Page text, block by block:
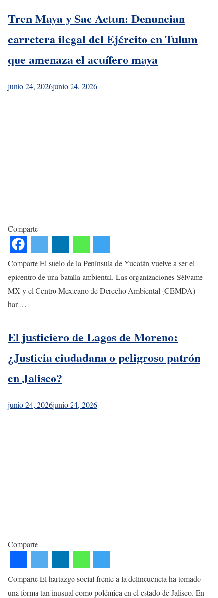
Tren Maya y Sac Actun: Denuncian
carretera ilegal del Ejército en Tulum
que amenaza el acuífero maya
junio 24, 2026junio 24, 2026
Comparte
Comparte El suelo de la Península de Yucatán vuelve a ser el
epicentro de una batalla ambiental. Las organizaciones Sélvame
MX y el Centro Mexicano de Derecho Ambiental (CEMDA)
han…
El justiciero de Lagos de Moreno:
¿Justicia ciudadana o peligroso patrón
en Jalisco?
junio 24, 2026junio 24, 2026
Comparte
Comparte El hartazgo social frente a la delincuencia ha tomado
una forma tan inusual como polémica en el estado de Jalisco. En